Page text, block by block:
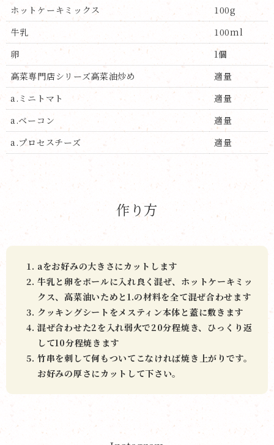
ホットケーキミックス
100g
牛乳
100ml
卵
1個
高菜専門店シリーズ高菜油炒め
適量
a.ミニトマト
適量
a.ベーコン
適量
a.プロセスチーズ
適量
作り方
aをお好みの大きさにカットします
牛乳と卵をボールに入れ良く混ぜ、ホットケーキミッ
クス、高菜油いためと1.の材料を全て混ぜ合わせます
クッキングシートをメスティン本体と蓋に敷きます
混ぜ合わせた2を入れ弱火で20分程焼き、ひっくり返
して10分程焼きます
竹串を刺して何もついてこなければ焼き上がりです。
お好みの厚さにカットして下さい。